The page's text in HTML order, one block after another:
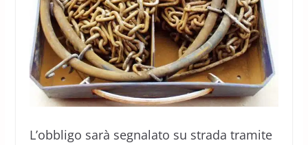
L’obbligo sarà segnalato su strada tramite